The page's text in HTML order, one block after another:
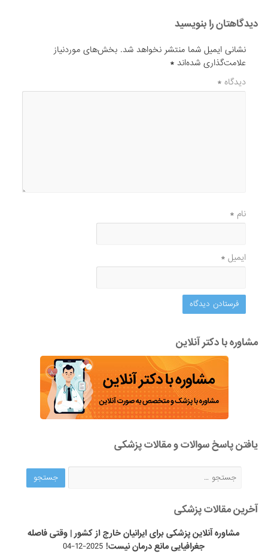
دیدگاهتان را بنویسید
نشانی ایمیل شما منتشر نخواهد شد. بخش‌های موردنیاز
علامت‌گذاری شده‌اند*
دیدگاه*
نام*
ایمیل*
مشاوره با دکتر آنلاین
یافتن پاسخ سوالات و مقالات پزشکی
آخرین مقالات پزشکی
مشاوره آنلاین پزشکی برای ایرانیان خارج از کشور | وقتی فاصله
جغرافیایی مانع درمان نیست! 2025-12-04